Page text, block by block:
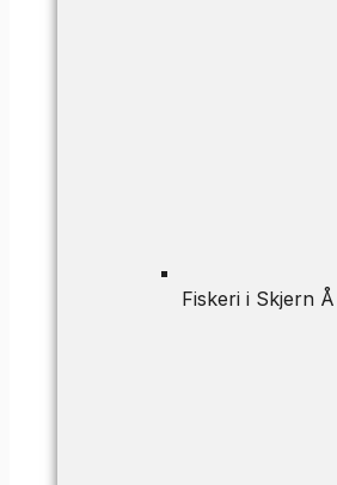
Fiskeri i Skjern